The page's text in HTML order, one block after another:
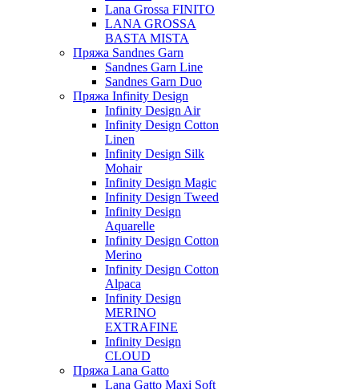
Lana Grossa FINITO
LANA GROSSA
BASTA MISTA
Пряжа Sandnes Garn
Sandnes Garn Line
Sandnes Garn Duo
Пряжа Infinity Design
Infinity Design Air
Infinity Design Cotton
Linen
Infinity Design Silk
Mohair
Infinity Design Magic
Infinity Design Tweed
Infinity Design
Aquarelle
Infinity Design Cotton
Merino
Infinity Design Cotton
Alpaca
Infinity Design
MERINO
EXTRAFINE
Infinity Design
CLOUD
Пряжа Lana Gatto
Lana Gatto Maxi Soft